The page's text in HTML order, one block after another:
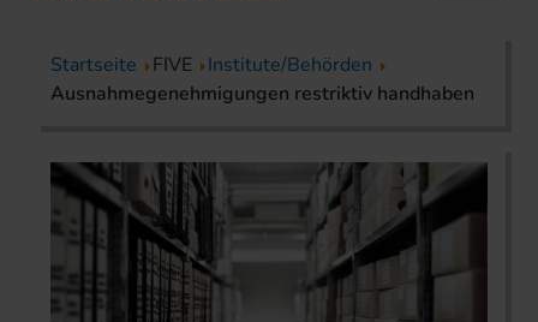
Startseite FIVE
Institute/Behörden
Ausnahmegenehmigungen restriktiv handhaben